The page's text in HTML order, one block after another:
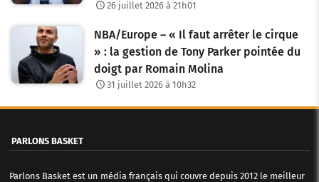
c
s
26 juillet 2026 à 21h01
NBA/Europe – « Il faut arrêter le cirque
» : la gestion de Tony Parker pointée du
doigt par Romain Molina
31 juillet 2026 à 10h32
PARLONS BASKET
Parlons Basket est un média français qui couvre depuis 2012 le meilleur